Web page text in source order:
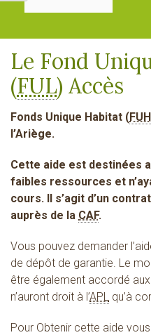
Le Fond
(FUL) Accès
Fonds Unique Habitat (FUH
l’Ariège.
Cette aide est destinées
faibles ressources et
cours. Il s’agit d’un
auprès de la CAF.
Vous pouvez demander
de dépôt de garantie. Le
être également accordé
n’auront droit à l’APL qu’à
Pour Obtenir cette aide